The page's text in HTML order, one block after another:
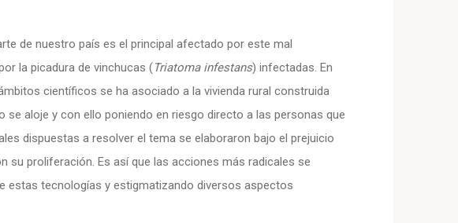
de nuestro país es el principal afectado por este mal
la picadura de vinchucas (Triatoma infestans) infectadas. En
científicos se ha asociado a la vivienda rural construida
aloje y con ello poniendo en riesgo directo a las personas que
dispuestas a resolver el tema se elaboraron bajo el prejuicio
su proliferación. Es así que las acciones más radicales se
estas tecnologías y estigmatizando diversos aspectos